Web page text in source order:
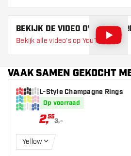
BEKIJK DE VIDEO OVER DIT
Bekijk alle video's op YouTube
VAAK SAMEN GEKOCHT
L-Style Champagne Rings
Op voorraad
2,55
3,-
Yellow